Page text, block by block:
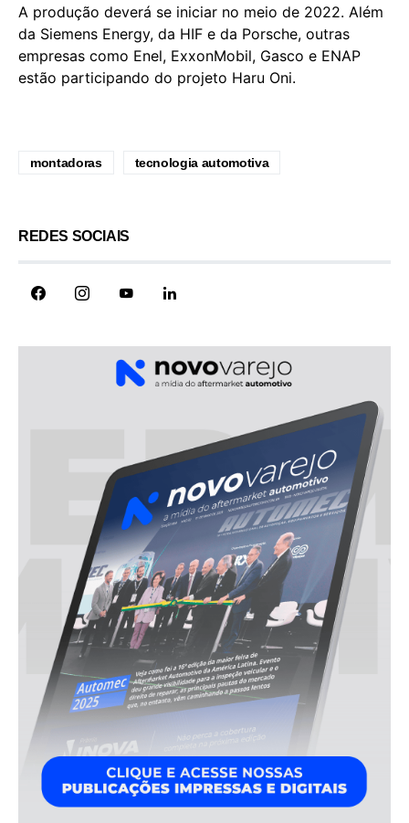
A produção deverá se iniciar no meio de 2022. Além
da Siemens Energy, da HIF e da Porsche, outras
empresas como Enel, ExxonMobil, Gasco e ENAP
estão participando do projeto Haru Oni.
montadoras tecnologia automotiva
REDES SOCIAIS